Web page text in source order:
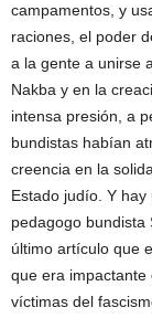
campamentos, y
raciones, el poder
a la gente a unirse
Nakba y en la
intensa presión, a
bundistas habían
creencia en la
Estado judío. Y
pedagogo bundista
último artículo que
que era
víctimas del